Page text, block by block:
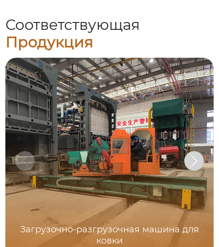
Соответствующая
Продукция
Загрузочно-разгрузочная машина для
ковки